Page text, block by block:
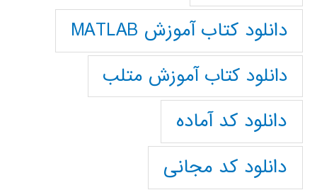
دانلود کتاب آموزش MATLAB
دانلود کتاب آموزش متلب
دانلود کد آماده
دانلود کد مجانی